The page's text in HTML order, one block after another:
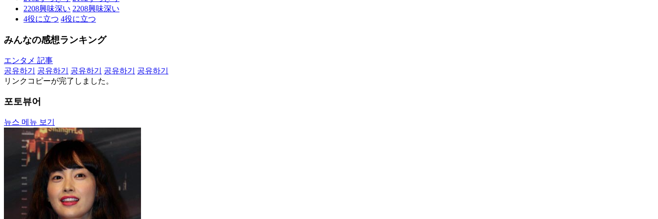
2208興味深い 2208興味深い
4役に立つ 4役に立つ
みんなの感想ランキング
エンタメ 記事
공유하기
공유하기 공유하기 공유하기
공유하기
リンクコピーが完了しました。
포토뷰어
뉴스 메뉴 보기